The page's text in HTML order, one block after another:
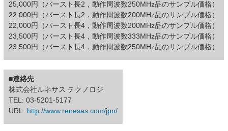
25,000円（バースト長2，動作周波数250MHz品のサンプル価格）
22,000円（バースト長2，動作周波数200MHz品のサンプル価格）
22,000円（バースト長4，動作周波数200MHz品のサンプル価格）
23,500円（バースト長4，動作周波数333MHz品のサンプル価格）
23,500円（バースト長4，動作周波数250MHz品のサンプル価格）
■連絡先
株式会社ルネサス テクノロジ
TEL: 03-5201-5177
URL: http://www.renesas.com/jpn/